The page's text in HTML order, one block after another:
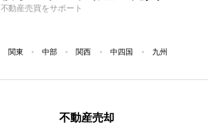
不動産売買をサポート
関東 中部 関西 中四国 九州
不動産売却